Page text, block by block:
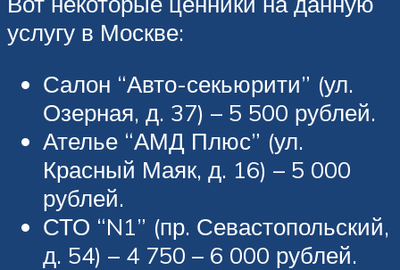
услугу в Москве:
Салон “Авто-секьюрити” (ул.
Озерная, д. 37) – 5 500 рублей.
Ателье “АМД Плюс” (ул.
Красный Маяк, д. 16) – 5 000
рублей.
СТО “N1” (пр. Севастопольский,
д. 54) – 4 750 – 6 000 рублей.